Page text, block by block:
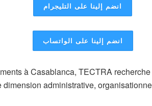
انضم إلينا على التليجرام
انضم إلينا على الواتساب
à Casablanca, TECTRA
administrative,